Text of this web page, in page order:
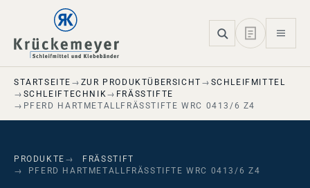
Skip to main navigation
Skip to main content
Skip to page footer
STARTSEITE ZUR PRODUKTÜBERSICHT
SCHLEIFMITTEL
SCHLEIFTECHNIK
FRÄSSTIFTE
PFERD HARTMETALLFRÄSSTIFTE WRC 0413/6 Z4
PRODUKTE
FRÄSSTIFT
PFERD HARTMETALLFRÄSSTIFTE WRC 0413/6 Z4